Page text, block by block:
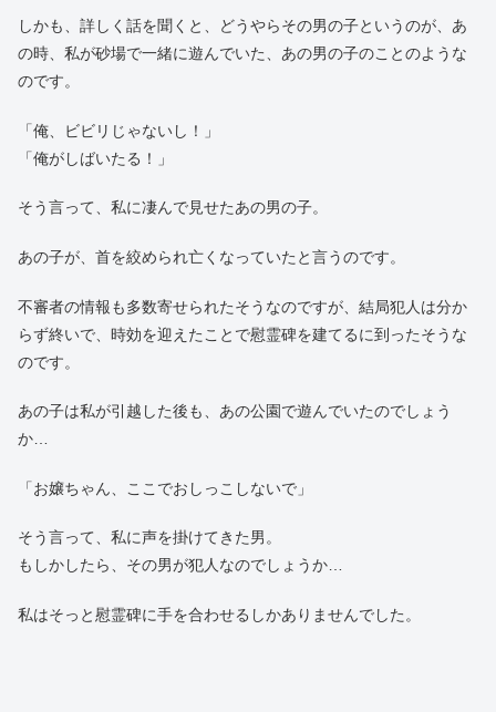
しかも、詳しく話を聞くと、どうやらその男の子というのが、あ
の時、私が砂場で一緒に遊んでいた、あの男の子のことのような
のです。
「俺、ビビリじゃないし！」
「俺がしばいたる！」
そう言って、私に凄んで見せたあの男の子。
あの子が、首を絞められ亡くなっていたと言うのです。
不審者の情報も多数寄せられたそうなのですが、結局犯人は分か
らず終いで、時効を迎えたことで慰霊碑を建てるに到ったそうな
のです。
あの子は私が引越した後も、あの公園で遊んでいたのでしょう
か…
「お嬢ちゃん、ここでおしっこしないで」
そう言って、私に声を掛けてきた男。
もしかしたら、その男が犯人なのでしょうか…
私はそっと慰霊碑に手を合わせるしかありませんでした。